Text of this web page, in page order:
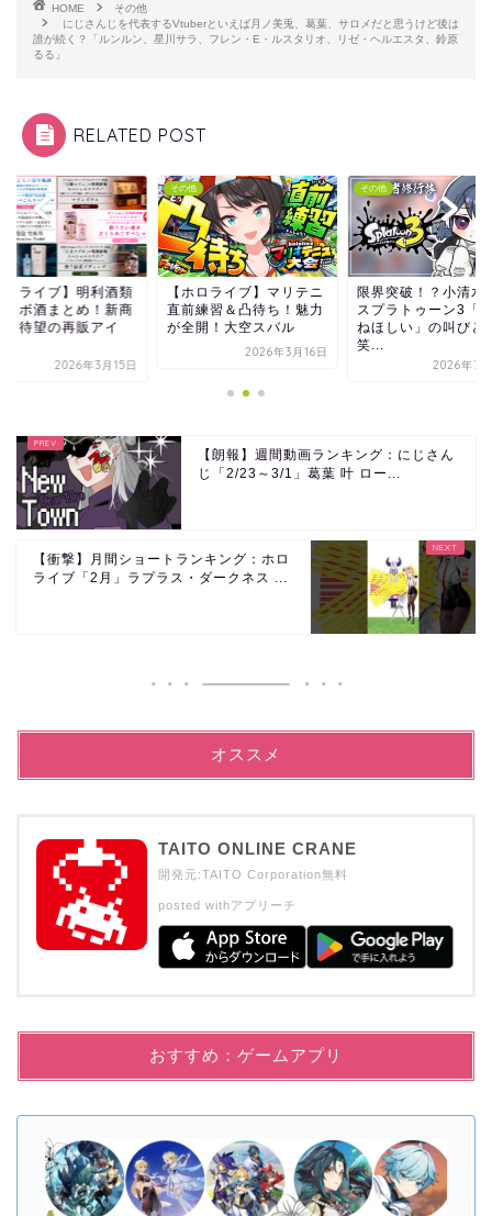
HOME
その他
にじさんじを代表するVtuberといえば月ノ美兎、葛葉、サロメだと思うけど後は
誰が続く？「ルンルン、星川サラ、フレン・E・ルスタリオ、リゼ・ヘルエスタ、鈴原
るる」
RELATED POST
ロライブ】マリテニ
練習＆凸待ち！魅力
開！大空スバル
その他
限界突破！？小清水透が
スプラトゥーン3「おか
ねほしい」の叫びと爆
その他
【ホロライブ】明利
のコラボ酒まとめ！
品から待望の再販ア
テ...
2026年3
【朗報】週間動画ランキング：にじさん
じ「2/23～3/1」葛葉 叶 ロー...
【衝撃】月間ショートランキング：ホロ
ライブ「2月」ラプラス・ダークネス ...
オススメ
TAITO ONLINE CRANE
開発元:TAITO Corporation無料
posted withアプリーチ
おすすめ：ゲームアプリ